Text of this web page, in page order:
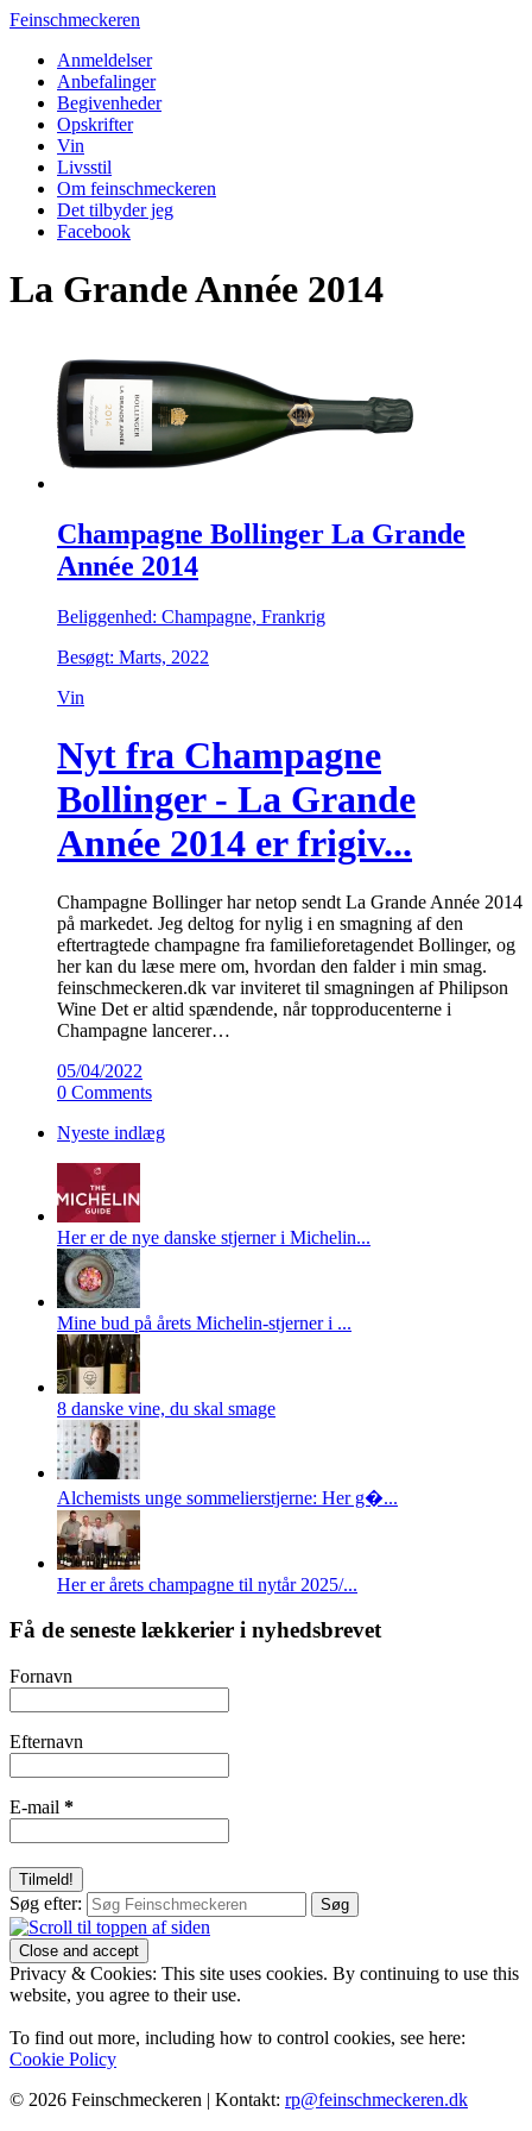
Feinschmeckeren
Anmeldelser
Anbefalinger
Begivenheder
Opskrifter
Vin
Livsstil
Om feinschmeckeren
Det tilbyder jeg
Facebook
La Grande Année 2014
Champagne Bollinger La Grande
Année 2014
Beliggenhed: Champagne, Frankrig
Besøgt: Marts, 2022
Vin
Nyt fra Champagne
Bollinger - La Grande
Année 2014 er frigiv...
Champagne Bollinger har netop sendt La Grande Année 2014
på markedet. Jeg deltog for nylig i en smagning af den
eftertragtede champagne fra familieforetagendet Bollinger, og
her kan du læse mere om, hvordan den falder i min smag.
feinschmeckeren.dk var inviteret til smagningen af Philipson
Wine Det er altid spændende, når topproducenterne i
Champagne lancerer…
05/04/2022
0 Comments
Nyeste indlæg
Her er de nye danske stjerner i Michelin...
Mine bud på årets Michelin-stjerner i ...
8 danske vine, du skal smage
Alchemists unge sommelierstjerne: Her g�...
Her er årets champagne til nytår 2025/...
Få de seneste lækkerier i nyhedsbrevet
Fornavn
Efternavn
E-mail *
Søg efter:
Privacy & Cookies: This site uses cookies. By continuing to use this
website, you agree to their use.
To find out more, including how to control cookies, see here:
Cookie Policy
© 2026 Feinschmeckeren | Kontakt: rp@feinschmeckeren.dk